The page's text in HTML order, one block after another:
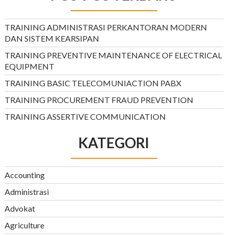
TRAINING ADMINISTRASI PERKANTORAN MODERN
DAN SISTEM KEARSIPAN
TRAINING PREVENTIVE MAINTENANCE OF ELECTRICAL
EQUIPMENT
TRAINING BASIC TELECOMUNIACTION PABX
TRAINING PROCUREMENT FRAUD PREVENTION
TRAINING ASSERTIVE COMMUNICATION
KATEGORI
Accounting
Administrasi
Advokat
Agriculture